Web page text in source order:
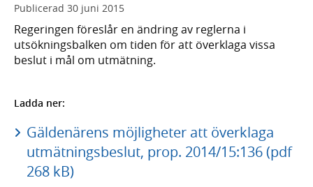
Publicerad 30 juni 2015
Regeringen föreslår en ändring av reglerna i
utsökningsbalken om tiden för att överklaga vissa
beslut i mål om utmätning.
Ladda ner:
Gäldenärens möjligheter att överklaga
utmätningsbeslut, prop. 2014/15:136 (pdf
268 kB)